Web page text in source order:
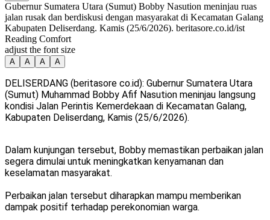
Gubernur Sumatera Utara (Sumut) Bobby Nasution meninjau ruas
jalan rusak dan berdiskusi dengan masyarakat di Kecamatan Galang
Kabupaten Deliserdang. Kamis (25/6/2026). beritasore.co.id/ist
Reading Comfort
adjust the font size
A A A A
DELISERDANG (beritasore co.id): Gubernur Sumatera Utara
(Sumut) Muhammad Bobby Afif Nasution meninjau langsung
kondisi Jalan Perintis Kemerdekaan di Kecamatan Galang,
Kabupaten Deliserdang, Kamis (25/6/2026).
Dalam kunjungan tersebut, Bobby memastikan perbaikan jalan
segera dimulai untuk meningkatkan kenyamanan dan
keselamatan masyarakat.
Perbaikan jalan tersebut diharapkan mampu memberikan
dampak positif terhadap perekonomian warga.